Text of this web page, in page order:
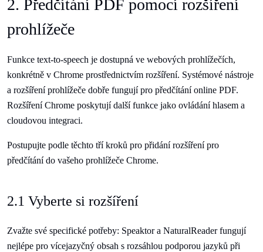
2. Předčítání PDF pomocí rozšíření
prohlížeče
Funkce text-to-speech je dostupná ve webových prohlížečích,
konkrétně v Chrome prostřednictvím rozšíření. Systémové nástroje
a rozšíření prohlížeče dobře fungují pro předčítání online PDF.
Rozšíření Chrome poskytují další funkce jako ovládání hlasem a
cloudovou integraci.
Postupujte podle těchto tří kroků pro přidání rozšíření pro
předčítání do vašeho prohlížeče Chrome.
2.1 Vyberte si rozšíření
Zvažte své specifické potřeby: Speaktor a NaturalReader fungují
nejlépe pro vícejazyčný obsah s rozsáhlou podporou jazyků při